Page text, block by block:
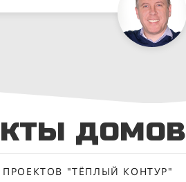
домов
"ТЁПЛЫЙ КОНТУР"